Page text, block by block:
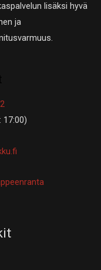
lisäksi hyvä
ja
17:00)